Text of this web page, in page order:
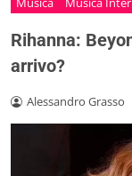
Rihanna:
arrivo?
Alessandro Grasso